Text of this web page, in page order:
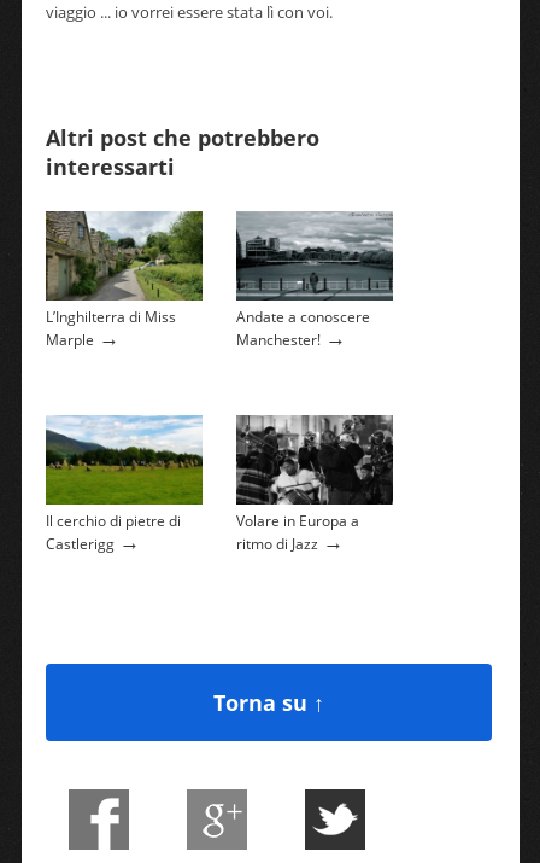
viaggio ... io vorrei essere stata lì con voi.
Altri post che potrebbero
interessarti
L’Inghilterra di Miss
Marple →
Andate a conoscere
Manchester!→
Il cerchio di pietre di
Castlerigg→
Volare in Europa a
ritmo di Jazz →
Torna su ↑